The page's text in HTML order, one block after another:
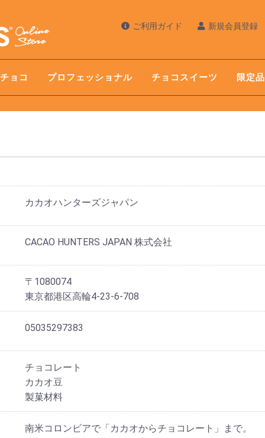
ご利用ガイド 新規会員登録
ョコ プロフェッショナル
CACAO PRODUCTs
ブレンドシリーズ
オリジンシリーズ
チョコスイーツ 限定品
カカオハンターズジャパン
CACAO HUNTERS JAPAN 株式会社
〒1080074
東京都港区高輪4-23-6-708
05035297383
チョコレート
カカオ豆
製菓材料
南米コロンビアで「カカオからチョコレート」まで。